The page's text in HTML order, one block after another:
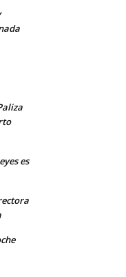
es